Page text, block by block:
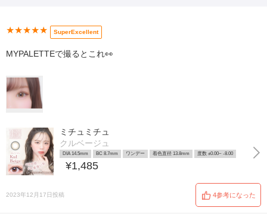
★★★★★ SuperExcellent
MYPALETTEで撮るとこれ👀
ミチュミチュ
クルベージュ
DIA 14.5mm BC 8.7mm ワンデー 着色直径 13.8mm 度数 ±0.00~ -8.00
¥1,485
2023年12月17日投稿 4参考になった